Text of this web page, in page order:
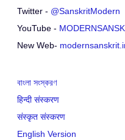
Twitter - @SanskritModern
YouTube -
New Web-
বাংলা সংস্করণ
हिन्दी संस्करण
संस्कृत संस्करण
English Version